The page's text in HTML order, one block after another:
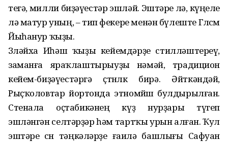
тегә, милли биҙәүестәр эшләй. Эштәре лә, күңеле
лә матур уның, – тип фекере менән бүлеште Гөлсөм
Йыһанур ҡыҙы.
Зөләйха Иһәш ҡыҙы кейем­дәрҙе стилләштереү,
заманға яраҡ­лаштырыуҙы өнәмәй, традицион
кейем-биҙәүестәргә өҫтөнлөк бирә. Әйткәндәй,
Рыҫҡоловтар йортонда этномөйөш булдырылған.
Стенала оҫтабикәнең күҙ нурҙары түгеп
эшләнгән селтәрҙәр һәм тартҡы урын алған. Ҡул
эштәре өсөн тәңкәләрҙе ғаилә башлығы Саф­уан